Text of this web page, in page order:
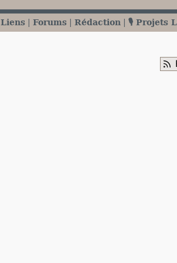
Liens Forums Rédaction 🎙️ Projets